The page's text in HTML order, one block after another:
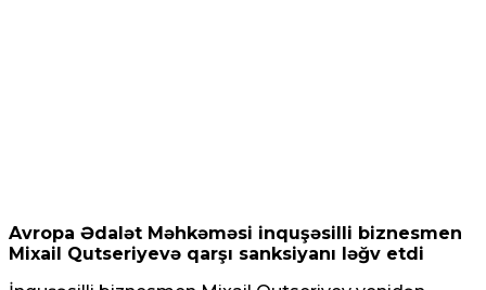
Avropa Ədalət Məhkəməsi inquşəsilli biznesmen
Mixail Qutseriyevə qarşı sanksiyanı ləğv etdi